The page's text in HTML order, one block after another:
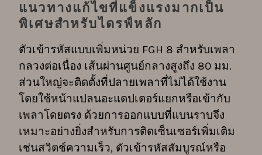
แนวทางแก้ไขที่แข็งแรงมากเป็น
พิเศษสำหรับไดรฟ์หลัก
ตัวเข้ารหัสแบบเพิ่มหน่วย FGH 8 สำหรับเพลา
กลวงต่อเนื่อง เส้นผ่านศูนย์กลางสูงถึง 80 มม.
ส่วนใหญ่จะติดตั้งที่ปลายเพลาที่ไม่ได้ใช้งาน
โดยใช้หน้าแปลนอะแดปเตอร์แยกหรือเข้ากับ
เพลาโดยตรง ด้วยการออกแบบที่แบนราบจึง
เหมาะอย่างยิ่งสำหรับการติดเซ็นเซอร์เพิ่มเติม
เช่นสวิตช์ความเร็ว, ตัวเข้ารหัสสัมบูรณ์หรือ